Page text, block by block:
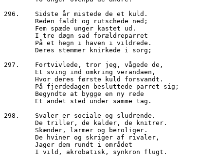
296.	Sidste år mistede de et kuld.
        Reden faldt og rutschede ned;
        Fem spæde unger kastet ud.
        I tre døgn sad forældreparret
        På et hegn i haven i vildrede.
        Deres stemmer knirkede i sorg;
297.	Fortvivlede, tror jeg, vågede de,
        Et sving ind omkring verandaen,
        Hvor deres første kuld forsvandt.
        På fjerdedagen besluttede parret sig;
        Begyndte at bygge en ny rede
        Et andet sted under samme tag.
298.	Svaler er sociale og sludrende.
        De triller, de kalder, de knitrer.
        Skænder, larmer og beroliger.
        De hviner og skriger af rivaler,
        Jager dem rundt i området
        I vild, akrobatisk, synkron flugt.